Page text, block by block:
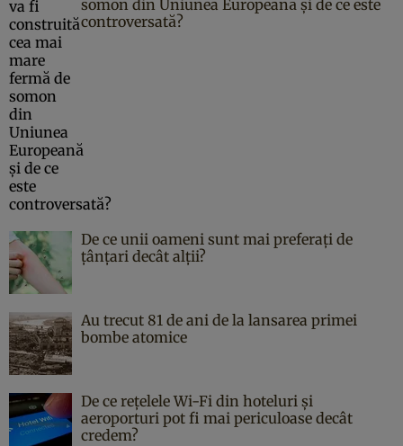
somon din Uniunea Europeană și de ce este
controversată?
De ce unii oameni sunt mai preferați de
țânțari decât alții?
Au trecut 81 de ani de la lansarea primei
bombe atomice
De ce rețelele Wi-Fi din hoteluri și
aeroporturi pot fi mai periculoase decât
credem?